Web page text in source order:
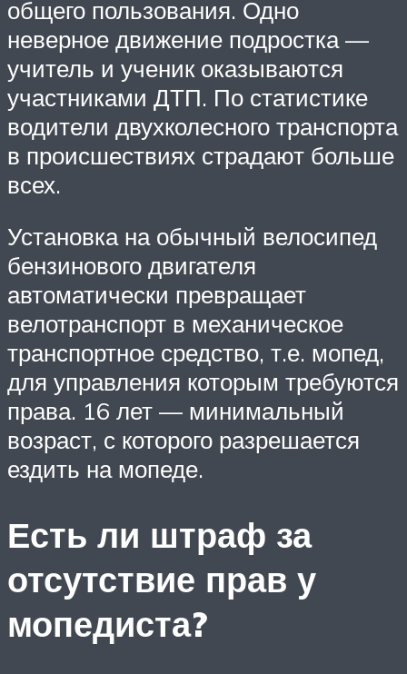
общего пользования. Одно
неверное движение подростка —
учитель и ученик оказываются
участниками ДТП. По статистике
водители двухколесного транспорта
в происшествиях страдают больше
всех.
Установка на обычный велосипед
бензинового двигателя
автоматически превращает
велотранспорт в механическое
транспортное средство, т.е. мопед,
для управления которым требуются
права. 16 лет — минимальный
возраст, с которого разрешается
ездить на мопеде.
Есть ли штраф за
отсутствие прав у
мопедиста?